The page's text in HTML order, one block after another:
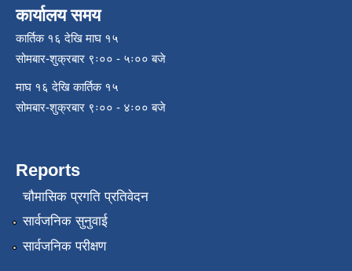
कार्यालय समय
कार्तिक १६ देखि माघ १५
सोमबार-शुक्रबार ९ः०० - ५ः०० बजे
माघ १६ देखि कार्तिक १५
सोमबार-शुक्रबार ९ः०० - ४ः०० बजे
Reports
चौमासिक प्रगति प्रतिवेदन
सार्वजनिक सुनुवाई
सार्वजनिक परीक्षण